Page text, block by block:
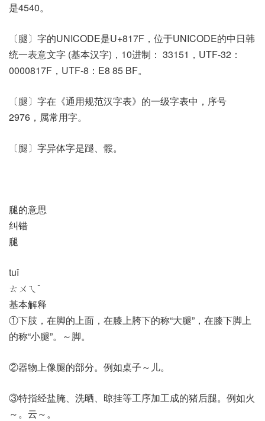
是4540。
〔腿〕字的UNICODE是U+817F，位于UNICODE的中日韩
统一表意文字 (基本汉字)，10进制： 33151，UTF-32：
0000817F，UTF-8：E8 85 BF。
〔腿〕字在《通用规范汉字表》的一级字表中，序号
2976，属常用字。
〔腿〕字异体字是蹆、骽。
腿的意思
纠错
腿
tuǐ
ㄊㄨㄟˇ
基本解释
①下肢，在脚的上面，在膝上胯下的称“大腿”，在膝下脚上
的称“小腿”。～脚。
②器物上像腿的部分。例如桌子～儿。
③特指经盐腌、洗晒、晾挂等工序加工成的猪后腿。例如火
～。云～。